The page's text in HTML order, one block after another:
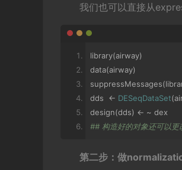
我们也可以直接从
library(airway)
data(airway)
suppressMessages(
dds <- DESeqDataSet(
design(dds) <- ~ dex
## 构造好的对象还可以更
第二步：做